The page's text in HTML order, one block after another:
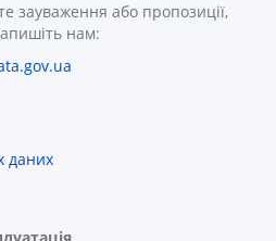
зауваження або пропозиції,
нам:
даних